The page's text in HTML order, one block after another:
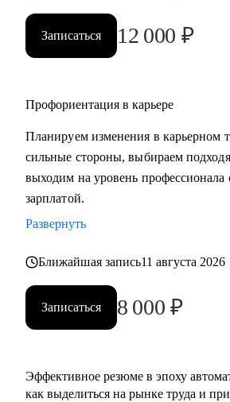
Кому могу помочь:
• Студентам бакалавриата/
технических направлений;
Digital, Образование);
• Middle и C-level менеджерам.
• Основные направления:
- IT (разработка, тестирование,
информационная безопасность),
Компьютерное зрение,
- Digital (маркетологи, дизайнеры,
редакторы, smm)
- Education Tech (Педагогические
Про мой опыт:
Записаться 12 000 ₽
Профориентация в карьере
Планируем изменения в карьерном
сильные стороны, выбираем
выходим на уровень профессионала
зарплатой.
Развернуть
Ближайшая запись11 августа 2026
Записаться 8 000 ₽
Эффективное резюме в эпоху
как выделиться на рынке труда и